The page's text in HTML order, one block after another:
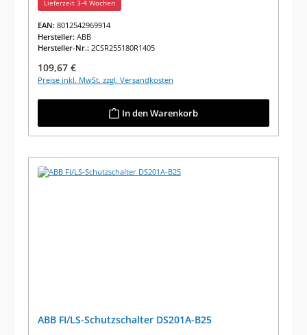
Lieferzeit 3-4 Wochen
EAN: 8012542969914
Hersteller: ABB
Hersteller-Nr.: 2CSR255180R1405
Regulärer Preis:
109,67 €
Preise inkl. MwSt. zzgl. Versandkosten
In den Warenkorb
ABB FI/LS-Schutzschalter DS201A-B25